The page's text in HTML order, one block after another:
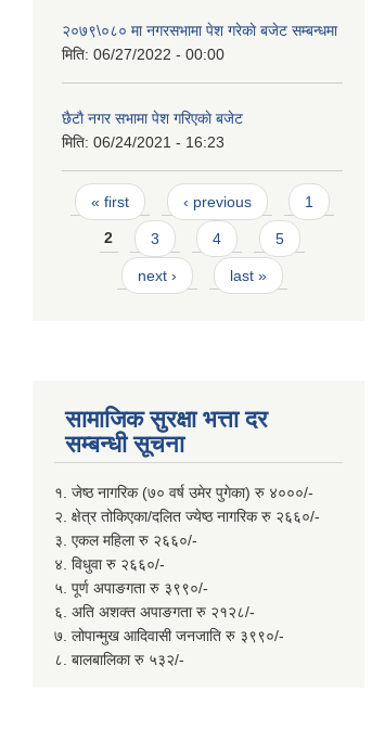
२०७९\०८० मा नगरसभामा पेश गरेकाे बजेट सम्बन्धमा
मिति: 06/27/2022 - 00:00
छैटाै नगर सभामा पेश गरिएकाे बजेट
मिति: 06/24/2021 - 16:23
Pages
« first ‹ previous 1
2 3 4 5
next › last »
सामाजिक सुरक्षा भत्ता दर
सम्बन्धी सूचना
१. जेष्ठ नागरिक (७० वर्ष उमेर पुगेका) रु ४०००/-
२. क्षेत्र तोकिएका/दलित ज्येष्ठ नागरिक रु २६६०/-
३. एकल महिला रु २६६०/-
४. विधुवा रु २६६०/-
५. पूर्ण अपाङगता रु ३९९०/-
६. अति अशक्त अपाङगता रु २१२८/-
७. लोपान्मुख आदिवासी जनजाति रु ३९९०/-
८. बालबालिका रु ५३२/-